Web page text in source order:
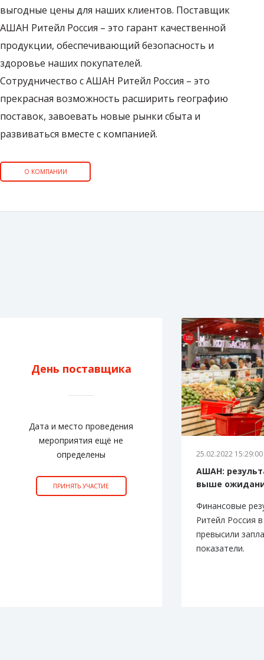
выгодные цены для наших клиентов. Поставщик
АШАН Ритейл Россия – это гарант качественной
продукции, обеспечивающий безопасность и
здоровье наших покупателей.
Сотрудничество с АШАН Ритейл Россия – это
прекрасная возможность расширить географию
поставок, завоевать новые рынки сбыта и
развиваться вместе с компанией.
О КОМПАНИИ
День поставщика
Дата и место проведения
мероприятия ещё не
определены
ПРИНЯТЬ УЧАСТИЕ
25.02.2022 15:29:00
АШАН:
выше
Финансовые
Ритейл Россия
превысили
показатели.